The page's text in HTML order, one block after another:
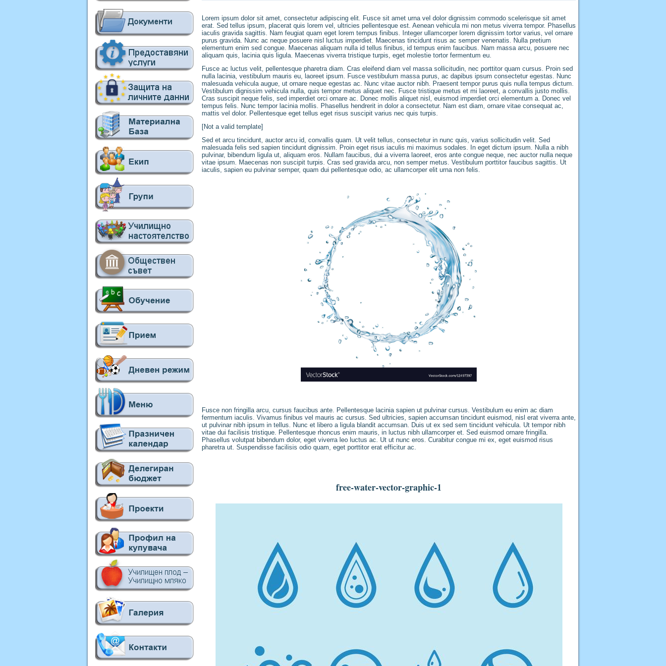
Lorem ipsum dolor sit amet, consectetur adipiscing elit. Fusce sit amet urna vel dolor dignissim commodo scelerisque sit amet
erat. Sed tellus ipsum, placerat quis lorem vel, ultricies pellentesque est. Aenean vehicula mi non metus viverra tempor. Phasellus
iaculis gravida sagittis. Nam feugiat quam eget lorem tempus finibus. Integer ullamcorper lorem dignissim tortor varius, vel ornare
purus gravida. Nunc ac neque posuere nisl luctus imperdiet. Maecenas tincidunt risus ac semper venenatis. Nulla pretium
elementum enim sed congue. Maecenas aliquam nulla id tellus finibus, id tempus enim faucibus. Nam massa arcu, posuere nec
aliquam quis, lacinia quis ligula. Maecenas viverra tristique turpis, eget molestie tortor fermentum eu.
Fusce ac luctus velit, pellentesque pharetra diam. Cras eleifend diam vel massa sollicitudin, nec porttitor quam cursus. Proin sed
nulla lacinia, vestibulum mauris eu, laoreet ipsum. Fusce vestibulum massa purus, ac dapibus ipsum consectetur egestas. Nunc
malesuada vehicula augue, ut ornare neque egestas ac. Nunc vitae auctor nibh. Praesent tempor purus quis nulla tempus dictum.
Vestibulum dignissim vehicula nulla, quis tempor metus aliquet nec. Fusce tristique metus et mi laoreet, a convallis justo mollis.
Cras suscipit neque felis, sed imperdiet orci ornare ac. Donec mollis aliquet nisl, euismod imperdiet orci elementum a. Donec vel
tempus felis. Nunc tempor lacinia mollis. Phasellus hendrerit in dolor a consectetur. Nam est diam, ornare vitae consequat ac,
mattis vel dolor. Pellentesque eget tellus eget risus suscipit varius nec quis turpis.
[Not a valid template]
Sed et arcu tincidunt, auctor arcu id, convallis quam. Ut velit tellus, consectetur in nunc quis, varius sollicitudin velit. Sed
malesuada felis sed sapien tincidunt dignissim. Proin eget risus iaculis mi maximus sodales. In eget dictum ipsum. Nulla a nibh
pulvinar, bibendum ligula ut, aliquam eros. Nullam faucibus, dui a viverra laoreet, eros ante congue neque, nec auctor nulla neque
vitae ipsum. Maecenas non suscipit turpis. Cras sed gravida arcu, non semper metus. Vestibulum porttitor faucibus sagittis. Ut
iaculis, sapien eu pulvinar semper, quam dui pellentesque odio, ac ullamcorper elit urna non felis.
Fusce non fringilla arcu, cursus faucibus ante. Pellentesque lacinia sapien ut pulvinar cursus. Vestibulum eu enim ac diam
fermentum iaculis. Vivamus finibus vel mauris ac cursus. Sed ultricies, sapien accumsan tincidunt euismod, nisl erat viverra ante,
ut pulvinar nibh ipsum in tellus. Nunc et libero a ligula blandit accumsan. Duis ut ex sed sem tincidunt vehicula. Ut tempor nibh
vitae dui facilisis tristique. Pellentesque rhoncus enim mauris, in luctus nibh ullamcorper et. Sed euismod ornare fringilla.
Phasellus volutpat bibendum dolor, eget viverra leo luctus ac. Ut ut nunc eros. Curabitur congue mi ex, eget euismod risus
pharetra ut. Suspendisse facilisis odio quam, eget porttitor erat efficitur ac.
free-water-vector-graphic-1